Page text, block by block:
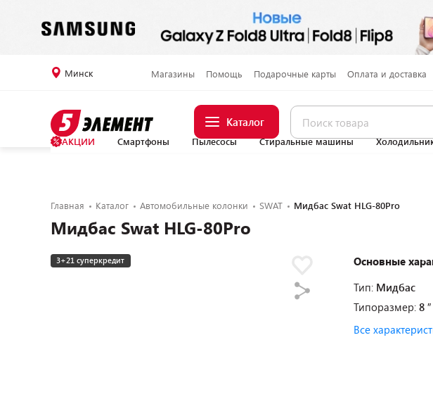
Минск Магазины Помощь Подарочные карты Оплата и доставка
Каталог
АКЦИИ Смартфоны Пылесосы Стиральные машины
Главная Каталог Автомобильные колонки SWAT Мидбас Swat HLG-80Pro
Мидбас Swat HLG-80Pro
3+21 суперкредит
Основные
Тип: Мидбас
Типоразмер: 8 ″
Все